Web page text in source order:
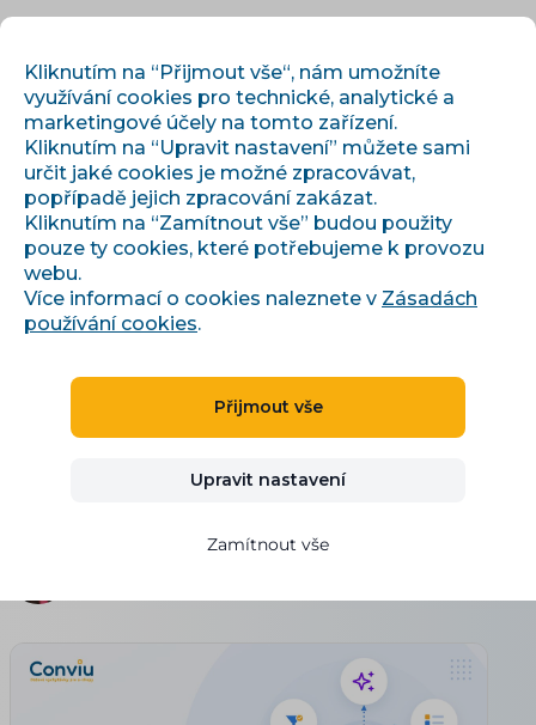
Úvod› Články a informace›
Obohacení a transformace feedu: úprava produktových dat
Obohacení a
transformace feedu:
úprava produktových dat
Kliknutím na “Přijmout vše“, nám umožníte
využívání cookies pro technické, analytické a
marketingové účely na tomto zařízení.
Kliknutím na “Upravit nastavení” můžete sami
určit jaké cookies je možné zpracovávat,
popřípadě jejich zpracování zakázat.
Kliknutím na “Zamítnout vše” budou použity
pouze ty cookies, které potřebujeme k provozu
webu.
Více informací o cookies naleznete v Zásadách
používání cookies.
Přijmout vše
Upravit nastavení
Zamítnout vše